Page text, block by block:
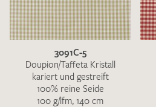
3091C-5
Doupion/Taffeta Kristall
kariert und gestreift
100% reine Seide
100 g/lfm, 140 cm